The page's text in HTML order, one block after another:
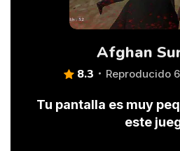
Afghan
8.3 Reproducido
Tu pantalla es muy
este